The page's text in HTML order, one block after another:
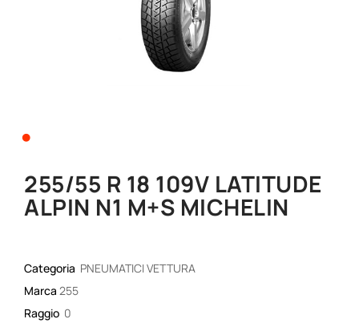
•
255/55 R 18 109V LATITUDE
ALPIN N1 M+S MICHELIN
Categoria PNEUMATICI VETTURA
Marca 255
Raggio 0